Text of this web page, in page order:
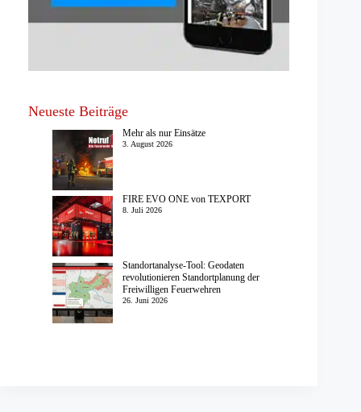
Neueste Beiträge
Mehr als nur Einsätze
3. August 2026
FIRE EVO ONE von TEXPORT
8. Juli 2026
Standortanalyse-Tool: Geodaten
revolutionieren Standortplanung der
Freiwilligen Feuerwehren
26. Juni 2026